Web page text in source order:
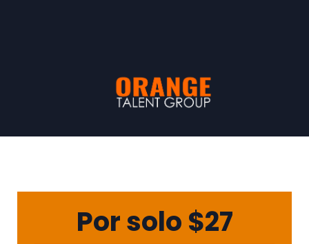
Por solo $27